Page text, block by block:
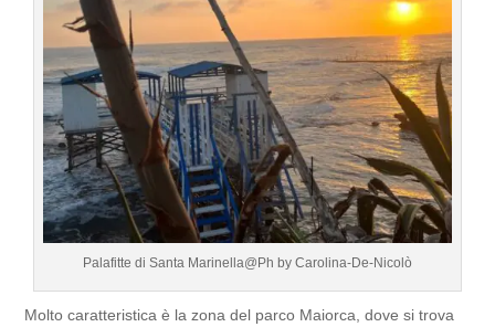
Palafitte di Santa Marinella@Ph by Carolina-De-Nicolò
Molto caratteristica è la zona del parco Maiorca, dove si trova